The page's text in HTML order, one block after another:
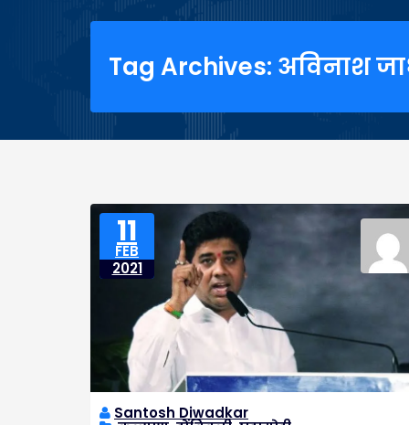
Tag Archives: अविनाश
11
FEB
2021
Santosh Diwadkar